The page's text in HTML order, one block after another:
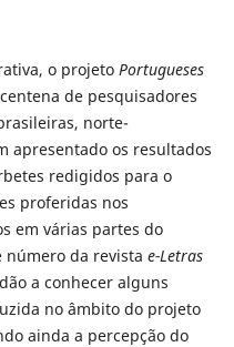
o projeto Portugueses
de pesquisadores
norte-
apresentado os resultados
redigidos para o
proferidas nos
em várias partes do
número da revista e-Letras
a conhecer alguns
no âmbito do projeto
ainda a percepção do